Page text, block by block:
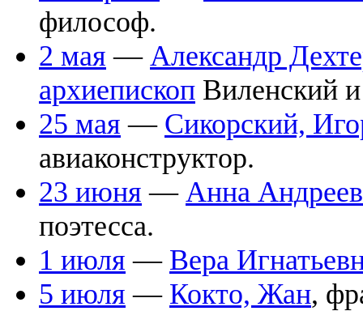
философ.
2 мая — Александр
архиепископ Виленский
25 мая — Сикорский,
авиаконструктор.
23 июня — Анна
поэтесса.
1 июля — Вера
5 июля — Кокто, Жан,